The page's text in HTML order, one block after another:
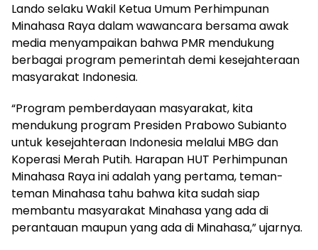
Lando selaku Wakil Ketua Umum Perhimpunan
Minahasa Raya dalam wawancara bersama awak
media menyampaikan bahwa PMR mendukung
berbagai program pemerintah demi kesejahteraan
masyarakat Indonesia.
“Program pemberdayaan masyarakat, kita
mendukung program Presiden Prabowo Subianto
untuk kesejahteraan Indonesia melalui MBG dan
Koperasi Merah Putih. Harapan HUT Perhimpunan
Minahasa Raya ini adalah yang pertama, teman-
teman Minahasa tahu bahwa kita sudah siap
membantu masyarakat Minahasa yang ada di
perantauan maupun yang ada di Minahasa,” ujarnya.